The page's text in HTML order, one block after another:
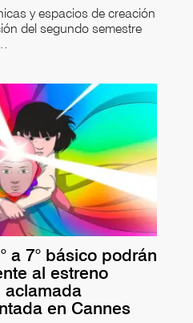
y espacios de creación
del segundo semestre
a 7° básico podrán
al estreno
en Cannes